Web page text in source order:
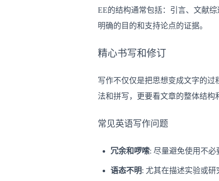
EE的结构通常包括：引言、文献
明确的目的和支持论点的证据。
精心书写和修订
写作不仅仅是把思想变成文字的
法和拼写，更要看文章的整体结构
常见英语写作问题
冗余和啰嗦: 尽量避免使用不必
语态不明: 尤其在描述实验或